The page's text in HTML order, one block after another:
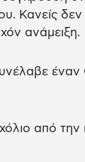
Κανείς δεν
ανάμειξη.
από την